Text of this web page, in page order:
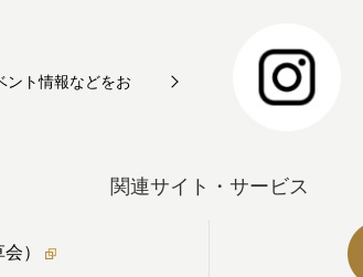
ント情報などをお
関連サイト・サービス
会）